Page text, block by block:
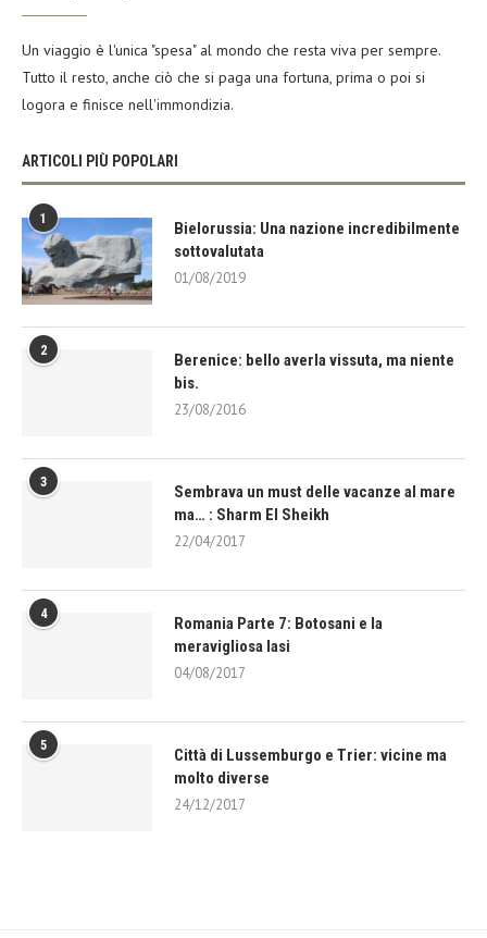
Un viaggio è l'unica "spesa" al mondo che resta viva per sempre.
Tutto il resto, anche ciò che si paga una fortuna, prima o poi si
logora e finisce nell'immondizia.
ARTICOLI PIÙ POPOLARI
1
Bielorussia: Una nazione incredibilmente
sottovalutata
01/08/2019
2
Berenice: bello averla vissuta, ma niente
bis.
23/08/2016
3
Sembrava un must delle vacanze al mare
ma… : Sharm El Sheikh
22/04/2017
4
Romania Parte 7: Botosani e la
meravigliosa Iasi
04/08/2017
5
Città di Lussemburgo e Trier: vicine ma
molto diverse
24/12/2017